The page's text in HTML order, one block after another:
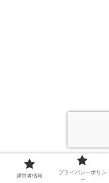
運営者情報
プライバシーポリシ
ー